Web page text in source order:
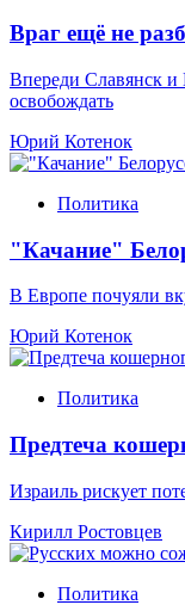
Враг ещё не
Впереди Славянск
освобождать
Юрий Котенок
Политика
"Качание"
В Европе почуяли
Юрий Котенок
Политика
Предтеча
Израиль рискует
Кирилл Ростовцев
Политика